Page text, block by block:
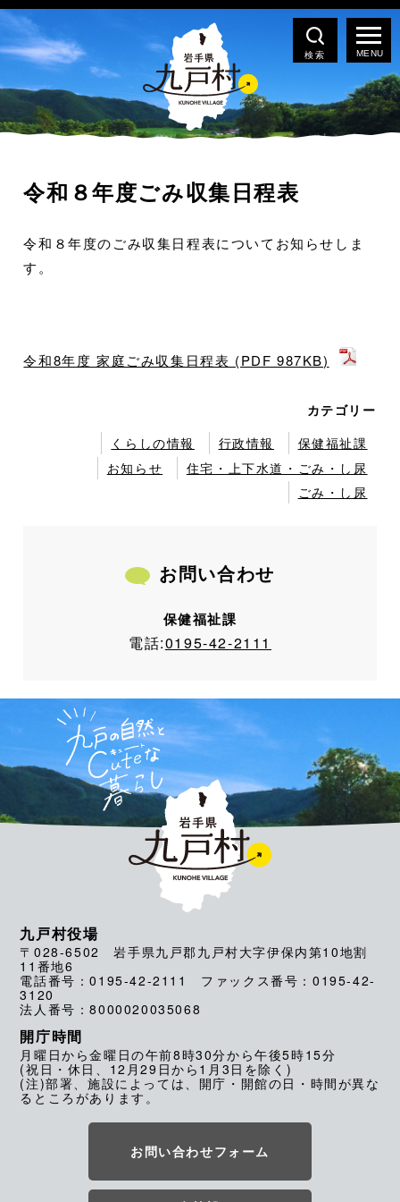
検索
令和８年度ごみ収集日程表
令和８年度のごみ収集日程表についてお知らせしま
す。
令和8年度 家庭ごみ収集日程表 (PDF 987KB)
カテゴリー
くらしの情報
行政情報
保健福祉課
お知らせ
住宅・上下水道・ごみ・し尿
ごみ・し尿
お問い合わせ
保健福祉課
電話:0195-42-2111
九戸村役場
〒028-6502 岩手県九戸郡九戸村大字伊保内第10地割
11番地6
電話番号：0195-42-2111 ファックス番号：0195-42-
3120
法人番号：8000020035068
開庁時間
月曜日から金曜日の午前8時30分から午後5時15分
(祝日・休日、12月29日から1月3日を除く)
(注)部署、施設によっては、開庁・開館の日・時間が異な
るところがあります。
お問い合わせフォーム